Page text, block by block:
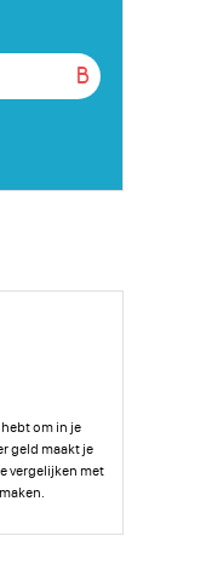
B
om in je
geld maakt je
vergelijken met